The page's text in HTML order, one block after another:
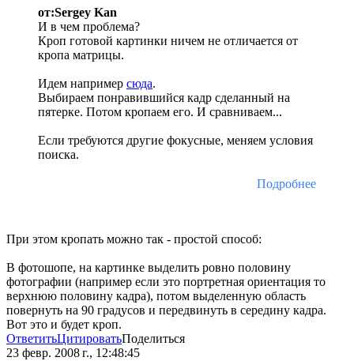
от:Sergey Kan
И в чем проблема?
Кроп готовой картинки ничем не отличается от
кропа матрицы.
Идем например сюда.
Выбираем понравившийся кадр сделанный на
пятерке. Потом кропаем его. И сравниваем...
Если требуются другие фокусные, меняем условия
поиска.
Подробнее
При этом кропать можно так - простой способ:
В фотошопе, на картинке выделить ровно половину
фотографии (например если это портретная ориентация то
верхнюю половину кадра), потом выделенную область
повернуть на 90 градусов и передвинуть в середину кадра.
Вот это и будет кроп.
ОтветитьЦитироватьПоделиться
23 февр. 2008 г., 12:48:45